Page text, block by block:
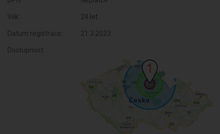
Věk: 24 let
Datum registrace: 21.3.2023
Dostupnost: